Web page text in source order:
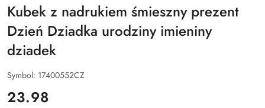
Kubek z nadrukiem śmieszny prezent
Dzień Dziadka urodziny imieniny
dziadek
Symbol: 17400552CZ
cena:
23.98